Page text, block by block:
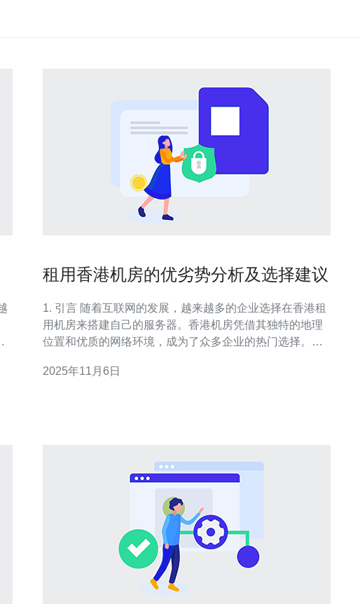
租用香港机房的优劣势分析及选择建议
1. 引言 随着互联网的发展，越来越多的企业选择在香港租
用机房来搭建自己的服务器。香港机房凭借其独特的地理
位置和优质的网络环境，成为了众多企业的热门选择。本
建议。 2. 租用香港机房的优势 租用香港机房具有以下几个
2025年11月6日